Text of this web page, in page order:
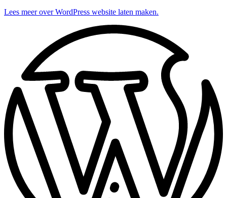
Lees meer over WordPress website laten maken.